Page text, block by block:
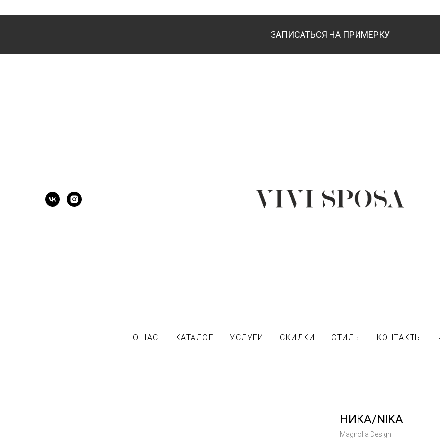
ЗАПИСАТЬСЯ НА ПРИМЕРКУ
О НАС КАТАЛОГ УСЛУГИ СКИДКИ СТИЛЬ КОНТАКТЫ
НИКА/NIKA
Magnolia Design